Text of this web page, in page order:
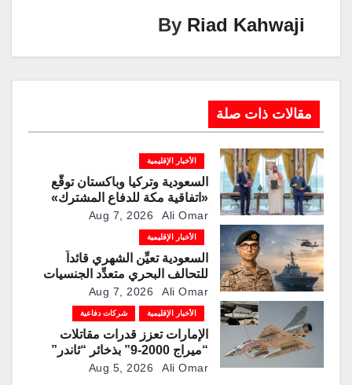
k
By Riad Kahwaji
مقالات ذات صلة
الأخبار الإقليمية
السعودية وتركيا وباكستان توقّع
«اتفاقية مكة للدفاع المشترك»
Aug 7, 2026 Ali Omar
الأخبار الإقليمية
السعودية تعيِّن الشهري قائداً
للتحالف البحري متعدِّد الجنسيات
Aug 7, 2026 Ali Omar
الأخبار الإقليمية شركات دفاعية
الإمارات تعزز قدرات مقاتلات
“ميراج 2000-9” بذخائر “ثاندر”
الذكية المطورة محليًا
Aug 5, 2026 Ali Omar